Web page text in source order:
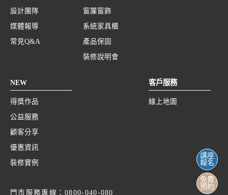
設計團隊
媒體報導
常見Q&A
窗簾窗飾
系統家具櫃
產品保固
裝修說明會
NEW
得獎作品
公益服務
顧客分享
優惠資訊
裝修實例
客戶服務
線上地圖
門市服務專線：0800-040-080
講座
報名
免費
預約